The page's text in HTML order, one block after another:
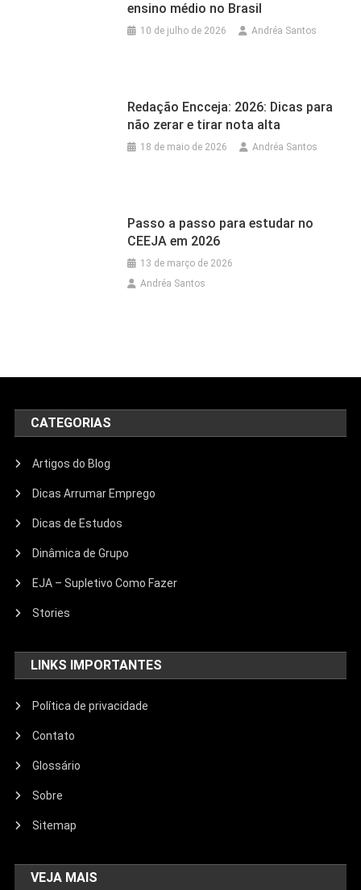
ensino médio no Brasil
10 de julho de 2026 Andréa Santos
Redação Encceja: 2026: Dicas para
não zerar e tirar nota alta
18 de maio de 2026 Andréa Santos
Passo a passo para estudar no
CEEJA em 2026
13 de março de 2026
Andréa Santos
CATEGORIAS
Artigos do Blog
Dicas Arrumar Emprego
Dicas de Estudos
Dinâmica de Grupo
EJA – Supletivo Como Fazer
Stories
LINKS IMPORTANTES
Política de privacidade
Contato
Glossário
Sobre
Sitemap
VEJA MAIS